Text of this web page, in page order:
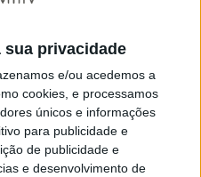
sua privacidade
e/ou acedemos a
cookies, e processamos
únicos e informações
para publicidade e
de publicidade e
e desenvolvimento de
2017 também em
de magnitude 3.5 na
o registo do Instituto
(IPMA). O terramoto
e teve hipocentro a 17